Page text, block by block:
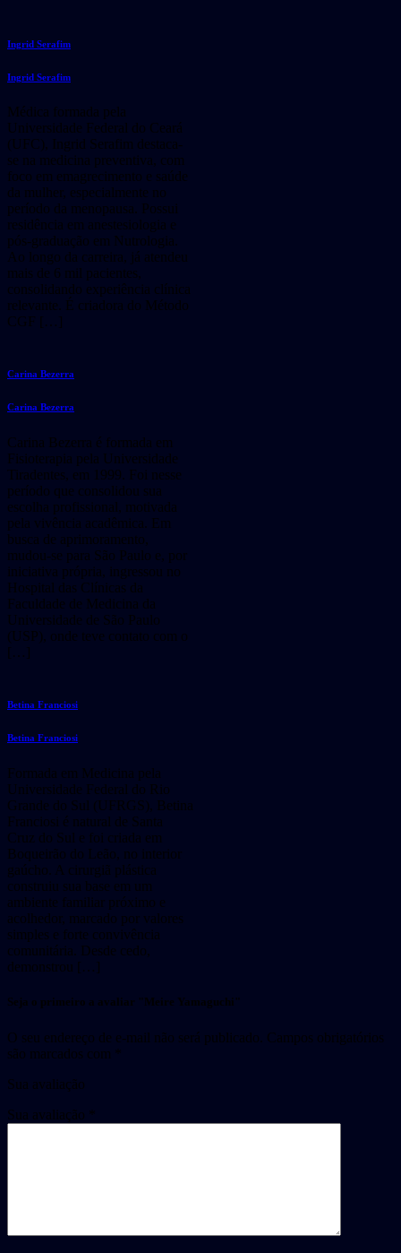
Ingrid Serafim
Ingrid Serafim
Médica formada pela
Universidade Federal do Ceará
(UFC), Ingrid Serafim destaca-
se na medicina preventiva, com
foco em emagrecimento e saúde
da mulher, especialmente no
período da menopausa. Possui
residência em anestesiologia e
pós-graduação em Nutrologia.
Ao longo da carreira, já atendeu
mais de 6 mil pacientes,
consolidando experiência clínica
relevante. É criadora do Método
CGF […]
Carina Bezerra
Carina Bezerra
Carina Bezerra é formada em
Fisioterapia pela Universidade
Tiradentes, em 1999. Foi nesse
período que consolidou sua
escolha profissional, motivada
pela vivência acadêmica. Em
busca de aprimoramento,
mudou-se para São Paulo e, por
iniciativa própria, ingressou no
Hospital das Clínicas da
Faculdade de Medicina da
Universidade de São Paulo
(USP), onde teve contato com o
[…]
Betina Franciosi
Betina Franciosi
Formada em Medicina pela
Universidade Federal do Rio
Grande do Sul (UFRGS), Betina
Franciosi é natural de Santa
Cruz do Sul e foi criada em
Boqueirão do Leão, no interior
gaúcho. A cirurgiã plástica
construiu sua base em um
ambiente familiar próximo e
acolhedor, marcado por valores
simples e forte convivência
comunitária. Desde cedo,
demonstrou […]
Seja o primeiro a avaliar "Meire Yamaguchi"
O seu endereço de e-mail não será publicado. Campos obrigatórios
são marcados com
Sua avaliação
Sua avaliação